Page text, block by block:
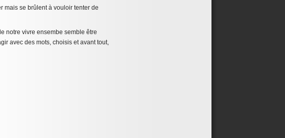
mais se brûlent à vouloir tenter de
notre vivre ensembe semble être
avec des mots, choisis et avant tout,